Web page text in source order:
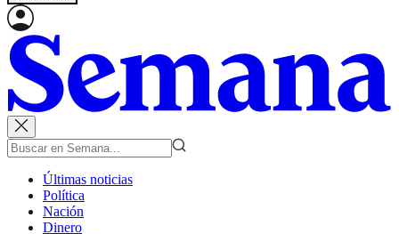
Últimas noticias
Política
Nación
Dinero